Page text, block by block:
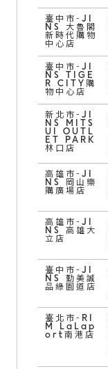
臺中市-JI
NS 大魯閣
新時代購物
中心店
臺中市-JI
NS TIGE
R CITY購
物中心店
新北市-JI
NS MITS
UI OUTL
ET PARK
林口店
高雄市-JI
NS 岡山樂
購廣場店
高雄市-JI
NS 高雄大
立店
臺中市-JI
NS 勤美誠
品綠園道店
臺北市-RI
M LaLap
ort南港店